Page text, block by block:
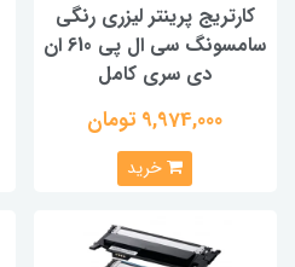
کارتریج پرینتر لیزری رنگی
سامسونگ سی ال پی 610 ان
دی سری کامل
9,974,000 تومان
خرید